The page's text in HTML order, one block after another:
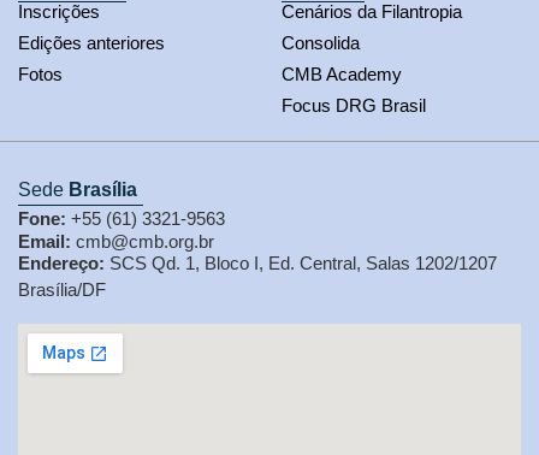
Inscrições
Edições anteriores
Fotos
Cenários da Filantropia
Consolida
CMB Academy
Focus DRG Brasil
Sede Brasília
Fone: +55 (61) 3321-9563
Email: cmb@cmb.org.br
Endereço: SCS Qd. 1, Bloco I, Ed. Central, Salas 1202/1207
Brasília/DF